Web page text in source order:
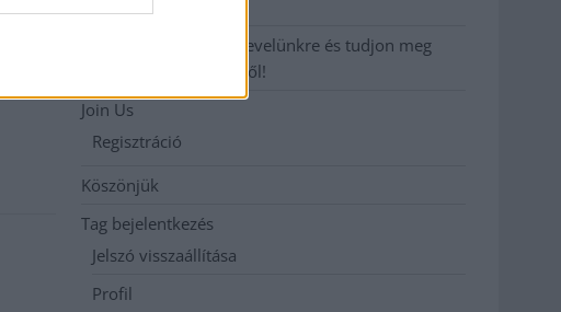
Iratkozzon fel heti hírlevelünkre és tudjon meg
még többet megyénkről!
Join Us
Regisztráció
Köszönjük
Tag bejelentkezés
Jelszó visszaállítása
Profil